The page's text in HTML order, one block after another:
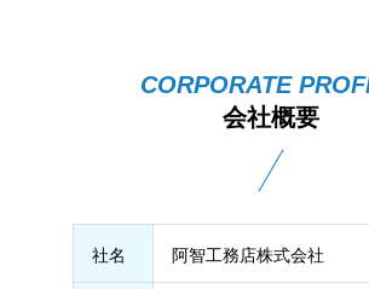
会社概要
社名 阿智工務店株式会社